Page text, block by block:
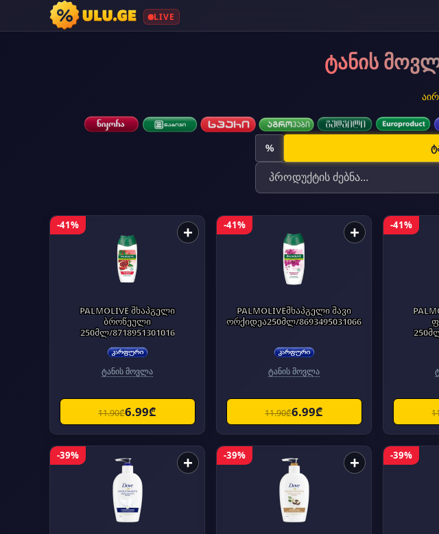
LIVE
ტანის
%
-41% +
PALMOLIVE შხაპგელი
ბროწეული
250მლ/8718951301016
ტანის მოვლა
11.90₾6.99₾
-41% +
PALMOLIVEშხაპგელი შავი
ორქიდეა250მლ/8693495031066
ტანის მოვლა
11.90₾6.99₾
-41%
-39% + -39% + -39%